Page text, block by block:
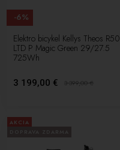
Elektro bicykel Kellys Theos R50
LTD P Magic Green 29/27.5
725Wh
3 199,00 € 3 399,00€
-6%
AKCIA